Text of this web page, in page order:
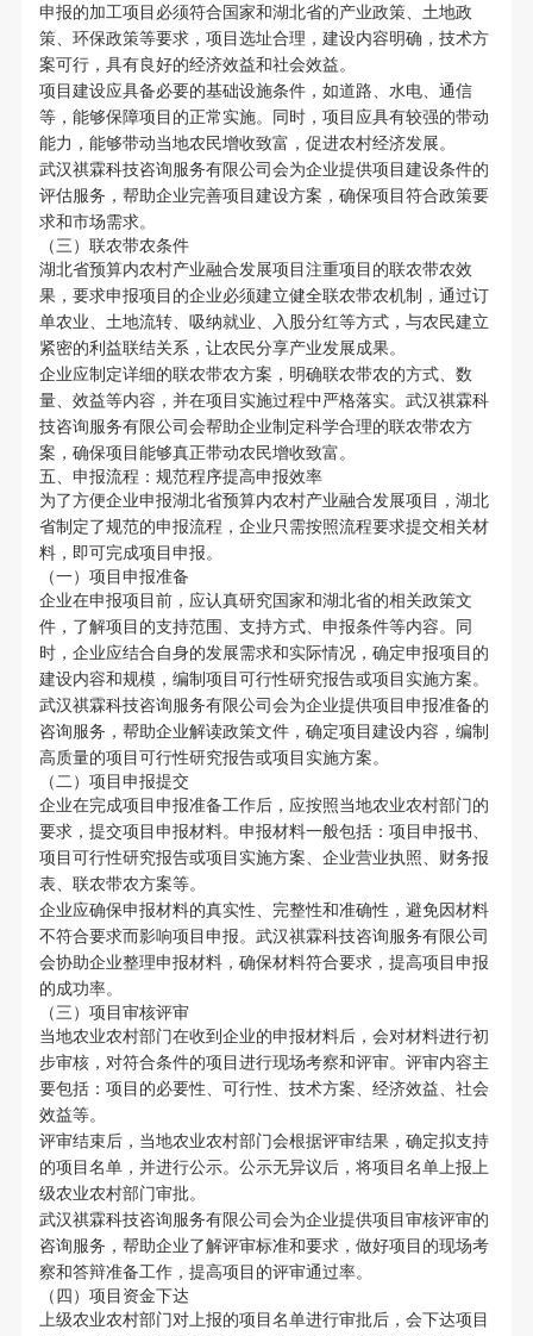
申报的加工项目必须符合国家和湖北省的产业政策、土地政
策、环保政策等要求，项目选址合理，建设内容明确，技术方
案可行，具有良好的经济效益和社会效益。
项目建设应具备必要的基础设施条件，如道路、水电、通信
等，能够保障项目的正常实施。同时，项目应具有较强的带动
能力，能够带动当地农民增收致富，促进农村经济发展。
武汉祺霖科技咨询服务有限公司会为企业提供项目建设条件的
评估服务，帮助企业完善项目建设方案，确保项目符合政策要
求和市场需求。
（三）联农带农条件
湖北省预算内农村产业融合发展项目注重项目的联农带农效
果，要求申报项目的企业必须建立健全联农带农机制，通过订
单农业、土地流转、吸纳就业、入股分红等方式，与农民建立
紧密的利益联结关系，让农民分享产业发展成果。
企业应制定详细的联农带农方案，明确联农带农的方式、数
量、效益等内容，并在项目实施过程中严格落实。武汉祺霖科
技咨询服务有限公司会帮助企业制定科学合理的联农带农方
案，确保项目能够真正带动农民增收致富。
五、申报流程：规范程序提高申报效率
为了方便企业申报湖北省预算内农村产业融合发展项目，湖北
省制定了规范的申报流程，企业只需按照流程要求提交相关材
料，即可完成项目申报。
（一）项目申报准备
企业在申报项目前，应认真研究国家和湖北省的相关政策文
件，了解项目的支持范围、支持方式、申报条件等内容。同
时，企业应结合自身的发展需求和实际情况，确定申报项目的
建设内容和规模，编制项目可行性研究报告或项目实施方案。
武汉祺霖科技咨询服务有限公司会为企业提供项目申报准备的
咨询服务，帮助企业解读政策文件，确定项目建设内容，编制
高质量的项目可行性研究报告或项目实施方案。
（二）项目申报提交
企业在完成项目申报准备工作后，应按照当地农业农村部门的
要求，提交项目申报材料。申报材料一般包括：项目申报书、
项目可行性研究报告或项目实施方案、企业营业执照、财务报
表、联农带农方案等。
企业应确保申报材料的真实性、完整性和准确性，避免因材料
不符合要求而影响项目申报。武汉祺霖科技咨询服务有限公司
会协助企业整理申报材料，确保材料符合要求，提高项目申报
的成功率。
（三）项目审核评审
当地农业农村部门在收到企业的申报材料后，会对材料进行初
步审核，对符合条件的项目进行现场考察和评审。评审内容主
要包括：项目的必要性、可行性、技术方案、经济效益、社会
效益等。
评审结束后，当地农业农村部门会根据评审结果，确定拟支持
的项目名单，并进行公示。公示无异议后，将项目名单上报上
级农业农村部门审批。
武汉祺霖科技咨询服务有限公司会为企业提供项目审核评审的
咨询服务，帮助企业了解评审标准和要求，做好项目的现场考
察和答辩准备工作，提高项目的评审通过率。
（四）项目资金下达
上级农业农村部门对上报的项目名单进行审批后，会下达项目